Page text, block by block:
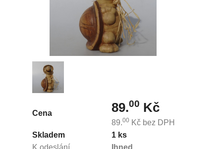
Cena 89.00 Kč
89.00 Kč bez DPH
Skladem
1 ks
K odeslání
Ihned